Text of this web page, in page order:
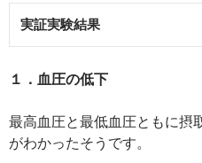
実証実験結果
１．血圧の低下
最高血圧と最低血圧ともに摂
がわかったそうです。